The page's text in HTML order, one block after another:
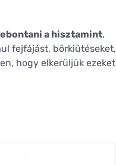
a hisztamint,
fejfájást, bőrkiütéseket,
hogy elkerüljük ezeket